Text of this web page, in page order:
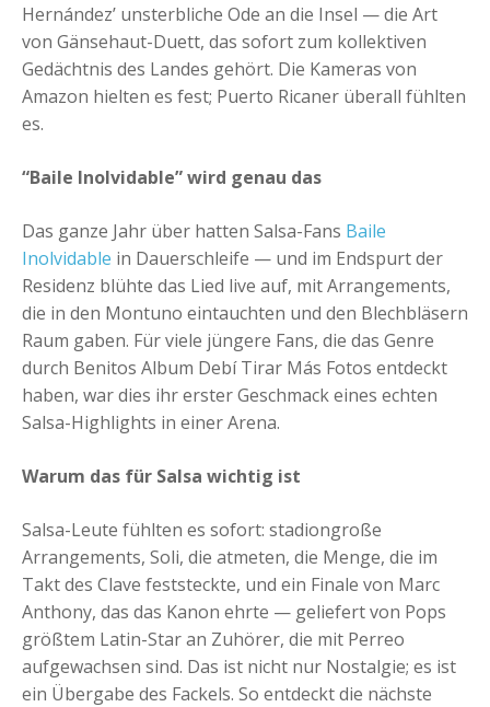
Hernández’ unsterbliche Ode an die Insel — die Art
von Gänsehaut-Duett, das sofort zum kollektiven
Gedächtnis des Landes gehört. Die Kameras von
Amazon hielten es fest; Puerto Ricaner überall fühlten
es.
“Baile Inolvidable” wird genau das
Das ganze Jahr über hatten Salsa-Fans Baile
Inolvidable in Dauerschleife — und im Endspurt der
Residenz blühte das Lied live auf, mit Arrangements,
die in den Montuno eintauchten und den Blechbläsern
Raum gaben. Für viele jüngere Fans, die das Genre
durch Benitos Album Debí Tirar Más Fotos entdeckt
haben, war dies ihr erster Geschmack eines echten
Salsa-Highlights in einer Arena.
Warum das für Salsa wichtig ist
Salsa-Leute fühlten es sofort: stadiongroße
Arrangements, Soli, die atmeten, die Menge, die im
Takt des Clave feststeckte, und ein Finale von Marc
Anthony, das das Kanon ehrte — geliefert von Pops
größtem Latin-Star an Zuhörer, die mit Perreo
aufgewachsen sind. Das ist nicht nur Nostalgie; es ist
ein Übergabe des Fackels. So entdeckt die nächste